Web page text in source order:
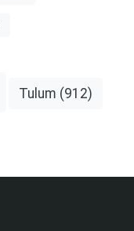
Tulum (912)